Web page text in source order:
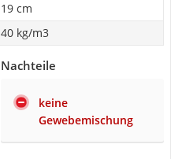
19 cm
40 kg/m3
Nachteile
keine
Gewebemischung